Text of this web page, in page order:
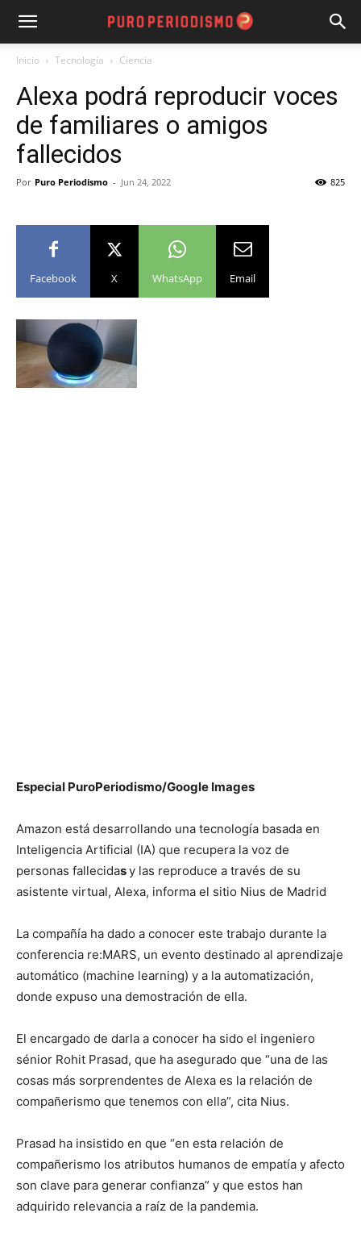
Inicio Tecnología Ciencia
Alexa podrá reproducir voces
de familiares o amigos
fallecidos
Por Puro Periodismo - Jun 24, 2022 825
Facebook X WhatsApp Email
Especial PuroPeriodismo/Google Images
Amazon está desarrollando una tecnología basada en
Inteligencia Artificial (IA) que recupera la voz de
personas fallecidasy las reproduce a través de su
asistente virtual, Alexa, informa el sitio Nius de Madrid
La compañía ha dado a conocer este trabajo durante la
conferencia re:MARS, un evento destinado al aprendizaje
automático (machine learning) y a la automatización,
donde expuso una demostración de ella.
El encargado de darla a conocer ha sido el ingeniero
sénior Rohit Prasad, que ha asegurado que “una de las
cosas más sorprendentes de Alexa es la relación de
compañerismo que tenemos con ella”, cita Nius.
Prasad ha insistido en que “en esta relación de
compañerismo los atributos humanos de empatía y afecto
son clave para generar confianza” y que estos han
adquirido relevancia a raíz de la pandemia.